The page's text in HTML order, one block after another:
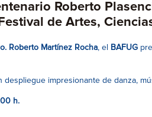
Roberto
de Artes,
Roberto Martínez Rocha, el BAFUG
despliegue impresionante de danza,
h.